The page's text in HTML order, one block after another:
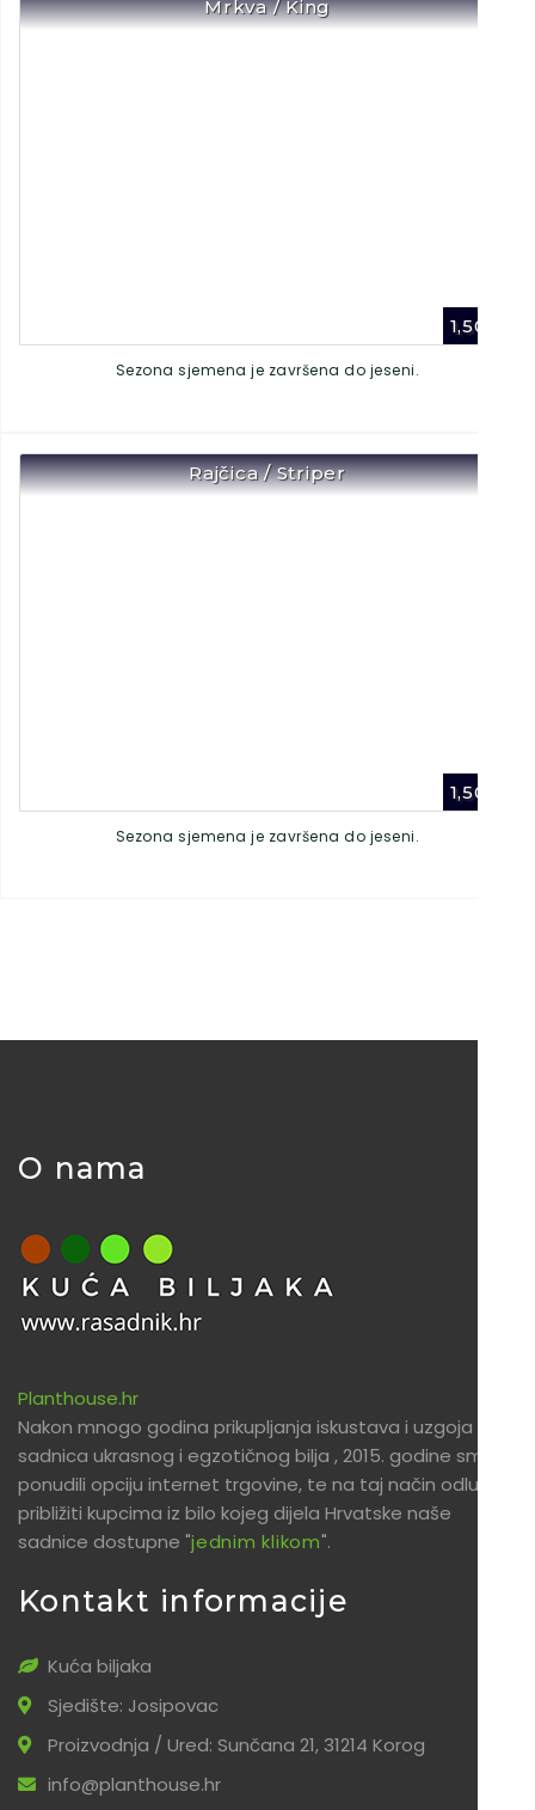
Mrkva / King
1,50
Sezona sjemena je završena do jeseni.
Rajčica / Striper
1,50
Sezona sjemena je završena do jeseni.
O nama
Planthouse.hr
Nakon mnogo godina prikupljanja iskustava i uzgoja
sadnica ukrasnog i egzotičnog bilja , 2015. godine smo
ponudili opciju internet trgovine, te na taj način odlučili
približiti kupcima iz bilo kojeg dijela Hrvatske naše
sadnice dostupne "jednim klikom".
Kontakt informacije
Kuća biljaka
Sjedište: Josipovac
Proizvodnja / Ured: Sunčana 21, 31214 Korog
info@planthouse.hr